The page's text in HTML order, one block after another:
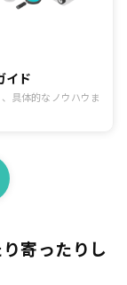
イド
具体的なノウハウま
寄ったりし